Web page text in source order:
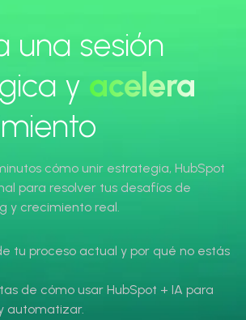
una sesión
y acelera
cómo unir estrategia, HubSpot
para resolver tus desafíos de
y crecimiento real.
tu proceso actual y por qué no estás
de cómo usar HubSpot + IA para
automatizar.